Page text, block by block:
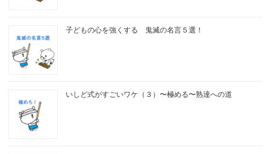
子どもの心を強くする 鬼滅の名言５選！
いしど式がすごいワケ（３）〜極める〜熟達への道